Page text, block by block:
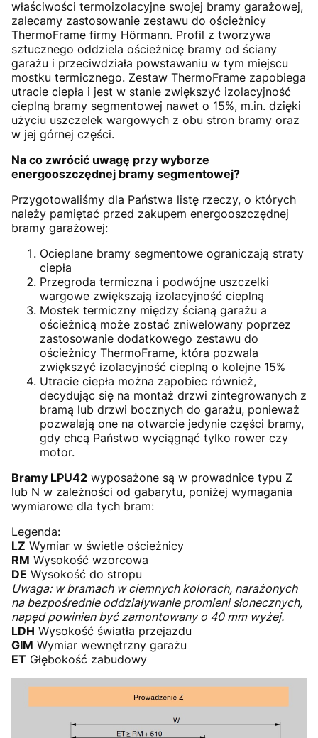
właściwości termoizolacyjne swojej bramy garażowej,
zalecamy zastosowanie zestawu do ościeżnicy
ThermoFrame firmy Hörmann. Profil z tworzywa
sztucznego oddziela ościeżnicę bramy od ściany
garażu i przeciwdziała powstawaniu w tym miejscu
mostku termicznego. Zestaw ThermoFrame zapobiega
utracie ciepła i jest w stanie zwiększyć izolacyjność
cieplną bramy segmentowej nawet o 15%, m.in. dzięki
użyciu uszczelek wargowych z obu stron bramy oraz
w jej górnej części.
Na co zwrócić uwagę przy wyborze
energooszczędnej bramy segmentowej?
Przygotowaliśmy dla Państwa listę rzeczy, o których
należy pamiętać przed zakupem energooszczędnej
bramy garażowej:
Ocieplane bramy segmentowe ograniczają straty
ciepła
Przegroda termiczna i podwójne uszczelki
wargowe zwiększają izolacyjność cieplną
Mostek termiczny między ścianą garażu a
ościeżnicą może zostać zniwelowany poprzez
zastosowanie dodatkowego zestawu do
ościeżnicy ThermoFrame, która pozwala
zwiększyć izolacyjność cieplną o kolejne 15%
Utracie ciepła można zapobiec również,
decydując się na montaż drzwi zintegrowanych z
bramą lub drzwi bocznych do garażu, ponieważ
pozwalają one na otwarcie jedynie części bramy,
gdy chcą Państwo wyciągnąć tylko rower czy
motor.
Bramy LPU42 wyposażone są w prowadnice typu Z
lub N w zależności od gabarytu, poniżej wymagania
wymiarowe dla tych bram:
Legenda:
LZ Wymiar w świetle ościeżnicy
RM Wysokość wzorcowa
DE Wysokość do stropu
Uwaga: w bramach w ciemnych kolorach, narażonych
na bezpośrednie oddziaływanie promieni słonecznych,
napęd powinien być zamontowany o 40 mm wyżej.
LDH Wysokość światła przejazdu
GIM Wymiar wewnętrzny garażu
ET Głębokość zabudowy